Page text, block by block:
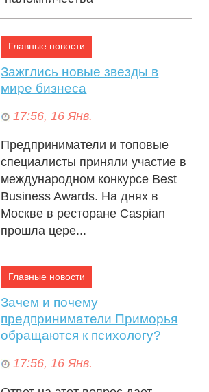
представителей бизнеса из
разных регионов страны...
Главные новости
Зажглись новые звезды в
мире бизнеса
17:56, 16 Янв.
Предприниматели и топовые
специалисты приняли участие в
международном конкурсе Best
Business Awards. На днях в
Москве в ресторане Caspian
прошла цере...
Главные новости
Зачем и почему
предприниматели Приморья
обращаются к психологу?
17:56, 16 Янв.